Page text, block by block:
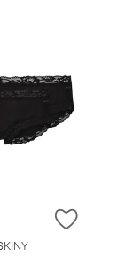
HINZUFÜGEN
ZUR